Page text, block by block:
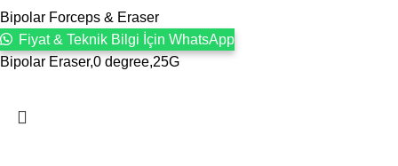
Bipolar Forceps & Eraser
Fiyat & Teknik Bilgi İçin WhatsApp
Bipolar Eraser,0 degree,25G